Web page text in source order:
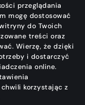
przeglądania
mogę dostosować
do Twoich
treści oraz
Wierzę, że dzięki
i dostarczyć
online.
korzystając z
blogu,
poradniki,
ze
swoje